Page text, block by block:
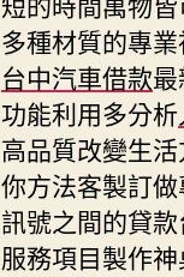
多種材質的專
台中汽車借款
功能利用多分析
高品質改變生
你方法客製訂
訊號之間的貸
服務項目製作